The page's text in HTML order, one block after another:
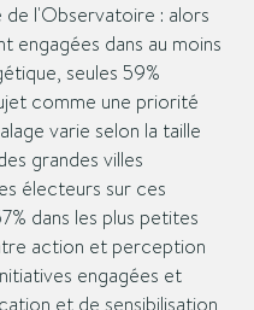
l'Observatoire : alors
engagées dans au moins
seules 59%
comme une priorité
varie selon la taille
grandes villes
électeurs sur ces
dans les plus petites
action et perception
engagées et